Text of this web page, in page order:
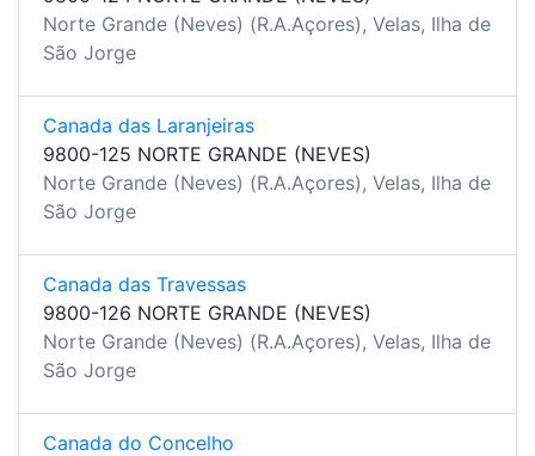
Norte Grande (Neves) (R.A.Açores), Velas, Ilha de
São Jorge
Canada das Laranjeiras
9800-125 NORTE GRANDE (NEVES)
Norte Grande (Neves) (R.A.Açores), Velas, Ilha de
São Jorge
Canada das Travessas
9800-126 NORTE GRANDE (NEVES)
Norte Grande (Neves) (R.A.Açores), Velas, Ilha de
São Jorge
Canada do Concelho